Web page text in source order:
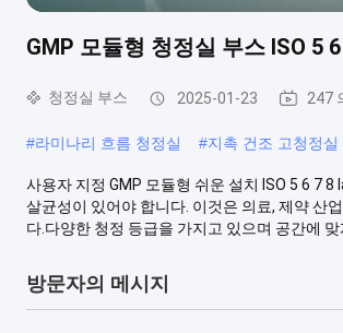
GMP 모듈형 청정실 부스 ISO 5
청정실 부스 2025-01-23 247
#라미나리 흐름 청정실 #지촉 건조 고청정실
사용자 지정 GMP 모듈형 쉬운 설치 ISO 5 6 7
살균성이 있어야 합니다. 이것은 의료, 제약 산
다.다양한 청정 등급을 가지고 있으며 공간에 맞
방문자의 메시지